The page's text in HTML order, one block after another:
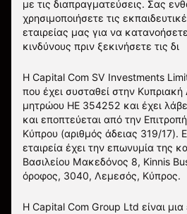
με τις διαπραγματεύσεις. Σας
χρησιμοποιήσετε τις
εταιρείας μας για να
κινδύνους πριν ξεκινήσετε τις δι
Η Capital Com SV Investments
που έχει συσταθεί στην
μητρώου HE 354252 και έχει
και εποπτεύεται από την
Κύπρου (αριθμός άδειας 319/17).
εταιρεία έχει την επωνυμία της
Βασιλείου Μακεδόνος 8, Kinnis
όροφος, 3040, Λεμεσός, Κύπρος.
Η Capital Com Group Ltd είναι μια